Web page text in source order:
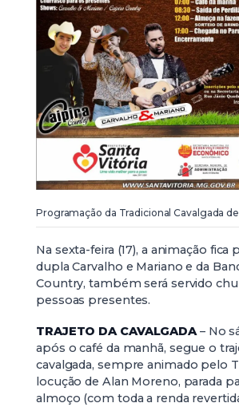
Programação da Tradicional Cavalgada
Na sexta-feira (17), a animação fica
dupla Carvalho e Mariano e da
Country, também será servido
pessoas presentes.
TRAJETO DA CAVALGADA– No
após o café da manhã, segue o
cavalgada, sempre animado pelo
locução de Alan Moreno, parada
almoço (com toda a renda revertida